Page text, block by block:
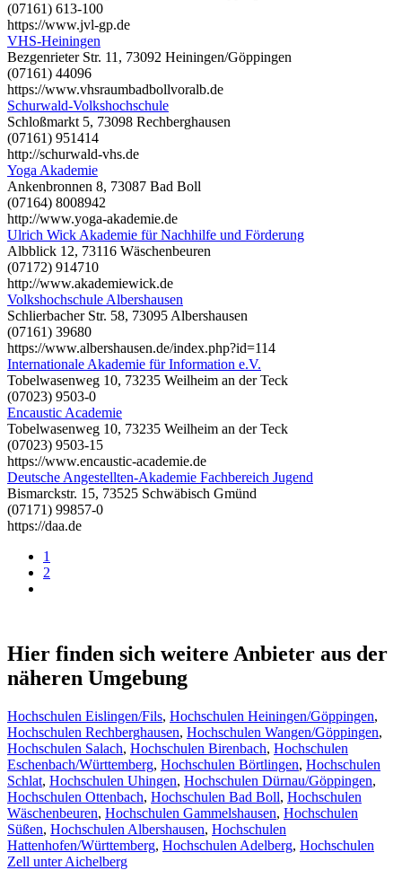
(07161) 613-100
https://www.jvl-gp.de
VHS-Heiningen
Bezgenrieter Str. 11, 73092 Heiningen/Göppingen
(07161) 44096
https://www.vhsraumbadbollvoralb.de
Schurwald-Volkshochschule
Schloßmarkt 5, 73098 Rechberghausen
(07161) 951414
http://schurwald-vhs.de
Yoga Akademie
Ankenbronnen 8, 73087 Bad Boll
(07164) 8008942
http://www.yoga-akademie.de
Ulrich Wick Akademie für Nachhilfe und Förderung
Albblick 12, 73116 Wäschenbeuren
(07172) 914710
http://www.akademiewick.de
Volkshochschule Albershausen
Schlierbacher Str. 58, 73095 Albershausen
(07161) 39680
https://www.albershausen.de/index.php?id=114
Internationale Akademie für Information e.V.
Tobelwasenweg 10, 73235 Weilheim an der Teck
(07023) 9503-0
Encaustic Academie
Tobelwasenweg 10, 73235 Weilheim an der Teck
(07023) 9503-15
https://www.encaustic-academie.de
Deutsche Angestellten-Akademie Fachbereich Jugend
Bismarckstr. 15, 73525 Schwäbisch Gmünd
(07171) 99857-0
https://daa.de
1
2
Hier finden sich weitere Anbieter aus der
näheren Umgebung
Hochschulen Eislingen/Fils, Hochschulen Heiningen/Göppingen,
Hochschulen Rechberghausen, Hochschulen Wangen/Göppingen,
Hochschulen Salach, Hochschulen Birenbach, Hochschulen
Eschenbach/Württemberg, Hochschulen Börtlingen, Hochschulen
Schlat, Hochschulen Uhingen, Hochschulen Dürnau/Göppingen,
Hochschulen Ottenbach, Hochschulen Bad Boll, Hochschulen
Wäschenbeuren, Hochschulen Gammelshausen, Hochschulen
Süßen, Hochschulen Albershausen, Hochschulen
Hattenhofen/Württemberg, Hochschulen Adelberg, Hochschulen
Zell unter Aichelberg